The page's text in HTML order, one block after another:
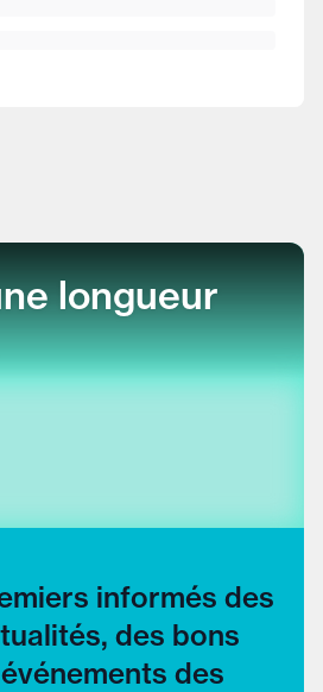
longueur
informés des
des bons
des